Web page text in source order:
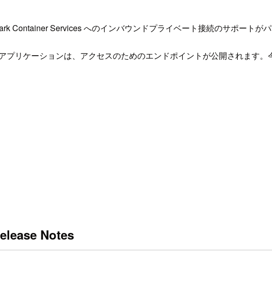
Container Services へのインバウンドプライベート接続のサポートが
リケーションは、アクセスのためのエンドポイントが公開されます
Notes